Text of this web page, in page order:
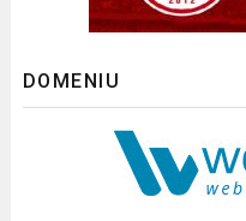
DOMENIU